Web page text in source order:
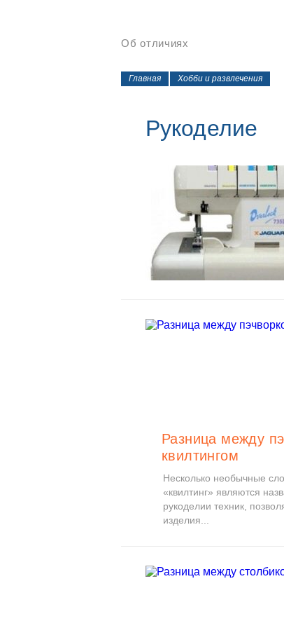
Об отличиях
Главная Хобби и развлечения
Рукоделие
Разница между
квилтингом
Несколько необычные
«квилтинг» являются
рукоделии техник,
изделия...